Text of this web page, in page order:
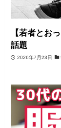
【若者とお
話題
2026年7月23日